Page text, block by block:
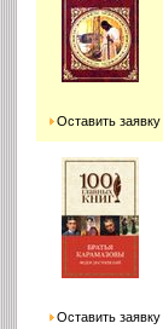
Оставить заявку
Оставить заявку